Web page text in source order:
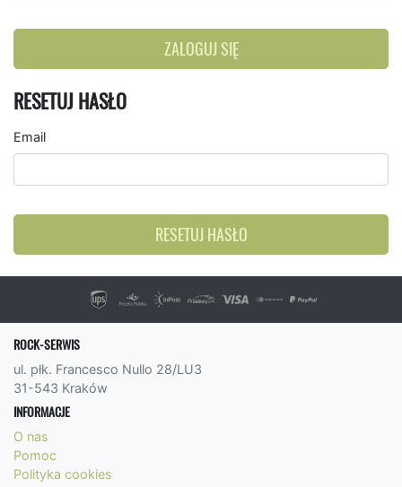
ZALOGUJ SIĘ
RESETUJ HASŁO
Email
RESETUJ HASŁO
ROCK-SERWIS
ul. płk. Francesco Nullo 28/LU3
31-543 Kraków
INFORMACJE
O nas
Pomoc
Polityka cookies